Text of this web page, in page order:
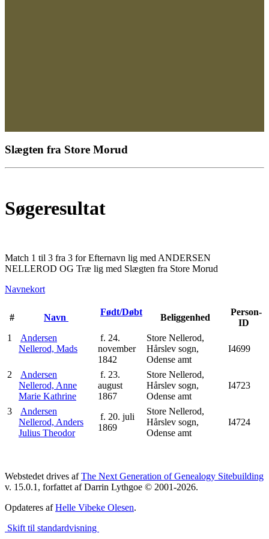
Slægten fra Store Morud
Søgeresultat
Match 1 til 3 fra 3 for Efternavn lig med ANDERSEN
NELLEROD OG Træ lig med Slægten fra Store Morud
Navnekort
# Navn
Født/Døbt
Beliggenhed
Person-
ID
1
Andersen
Nellerod, Mads
f. 24.
november
1842
Store Nellerod,
Hårslev sogn,
Odense amt
I4699
2
Andersen
Nellerod, Anne
Marie Kathrine
f. 23.
august
1867
Store Nellerod,
Hårslev sogn,
Odense amt
I4723
3
Andersen
Nellerod, Anders
Julius Theodor
f. 20. juli
1869
Store Nellerod,
Hårslev sogn,
Odense amt
I4724
Webstedet drives afThe Next Generation of Genealogy Sitebuilding
v. 15.0.1, forfattet af Darrin Lythgoe © 2001-2026.
Opdateres afHelle Vibeke Olesen.
Skift til standardvisning